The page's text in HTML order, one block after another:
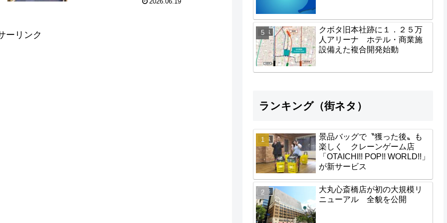
ーリンク 地域
クボタ旧本社跡に１．２５万
人アリーナ ホテル・商業施
設備えた複合開発始動
ランキング（街ネタ）
地域
景品バッグで〝獲った後〟も
楽しく クレーンゲーム店
「OTAICHI!! POP!! WORLD!!」
が新サービス
経済
大丸心斎橋店が初の大規模リ
ニューアル 全貌を公開